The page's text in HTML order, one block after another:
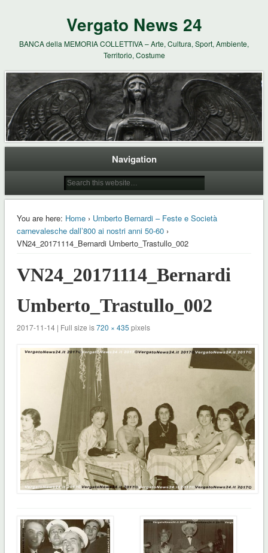
Vergato News 24
BANCA della MEMORIA COLLETTIVA – Arte, Cultura, Sport, Ambiente,
Territorio, Costume
Navigation
You are here: Home› Umberto Bernardi – Feste e Società
carnevalesche dall’800 ai nostri anni 50-60›
VN24_20171114_Bernardi Umberto_Trastullo_002
VN24_20171114_Bernardi
Umberto_Trastullo_002
2017-11-14 | Full size is720 × 435 pixels